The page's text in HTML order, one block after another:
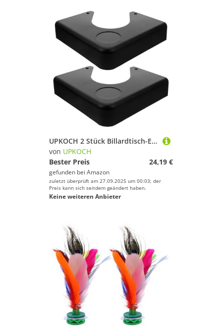
UPKOCH 2 Stück Billardtisch-Ecken – Schwarzer Eckenschutz aus Kunststoff für Snookertische – Ersatzschutz für Billardtisch-Zubehör für Spielzimmer, Billardzubehör
von UPKOCH
Bester Preis
24,19 €
gefunden bei Amazon
zuletzt überprüft am 27.09.2025 um 00:03; der
Preis kann sich seitdem geändert haben.
Keine weiteren Anbieter